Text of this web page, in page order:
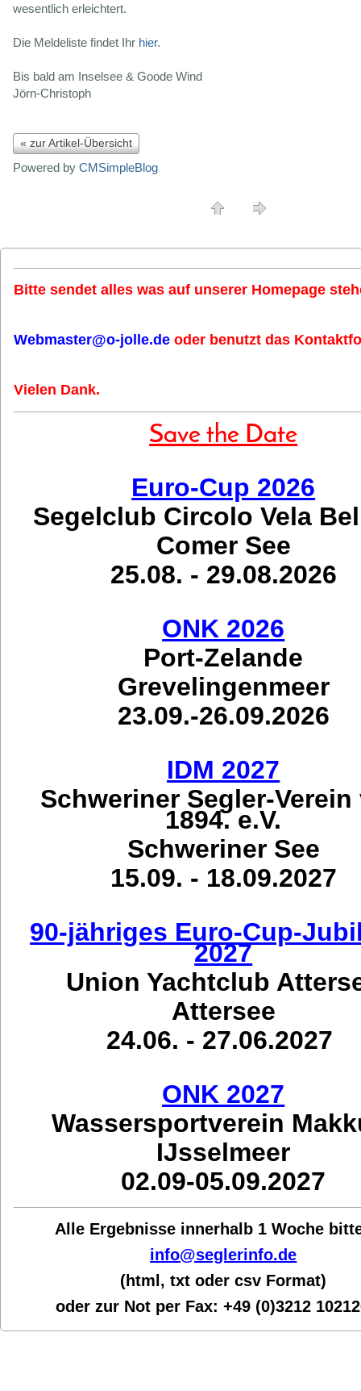
wesentlich erleichtert.
Die Meldeliste findet Ihr hier.
Bis bald am Inselsee & Goode Wind
Jörn-Christoph
« zur Artikel-Übersicht
Powered by CMSimpleBlog
Bitte sendet alles was auf unserer Homepage
Webmaster@o-jolle.de oder benutzt das
Vielen Dank.
Save the Date
Euro-Cup 2026
Segelclub Circolo Vela
Comer See
25.08. - 29.08.2026
ONK 2026
Port-Zelande
Grevelingenmeer
23.09.-26.09.2026
IDM 2027
Schweriner Segler-Verein
1894. e.V.
Schweriner See
15.09. - 18.09.2027
90-jähriges Euro-Cup-
2027
Union Yachtclub
Attersee
24.06. - 27.06.2027
ONK 2027
Wassersportverein
IJsselmeer
02.09-05.09.2027
Alle Ergebnisse innerhalb 1 Woche bit
info@seglerinfo.de
(html, txt oder csv Format)
oder zur Not per Fax:+49 (0)3212